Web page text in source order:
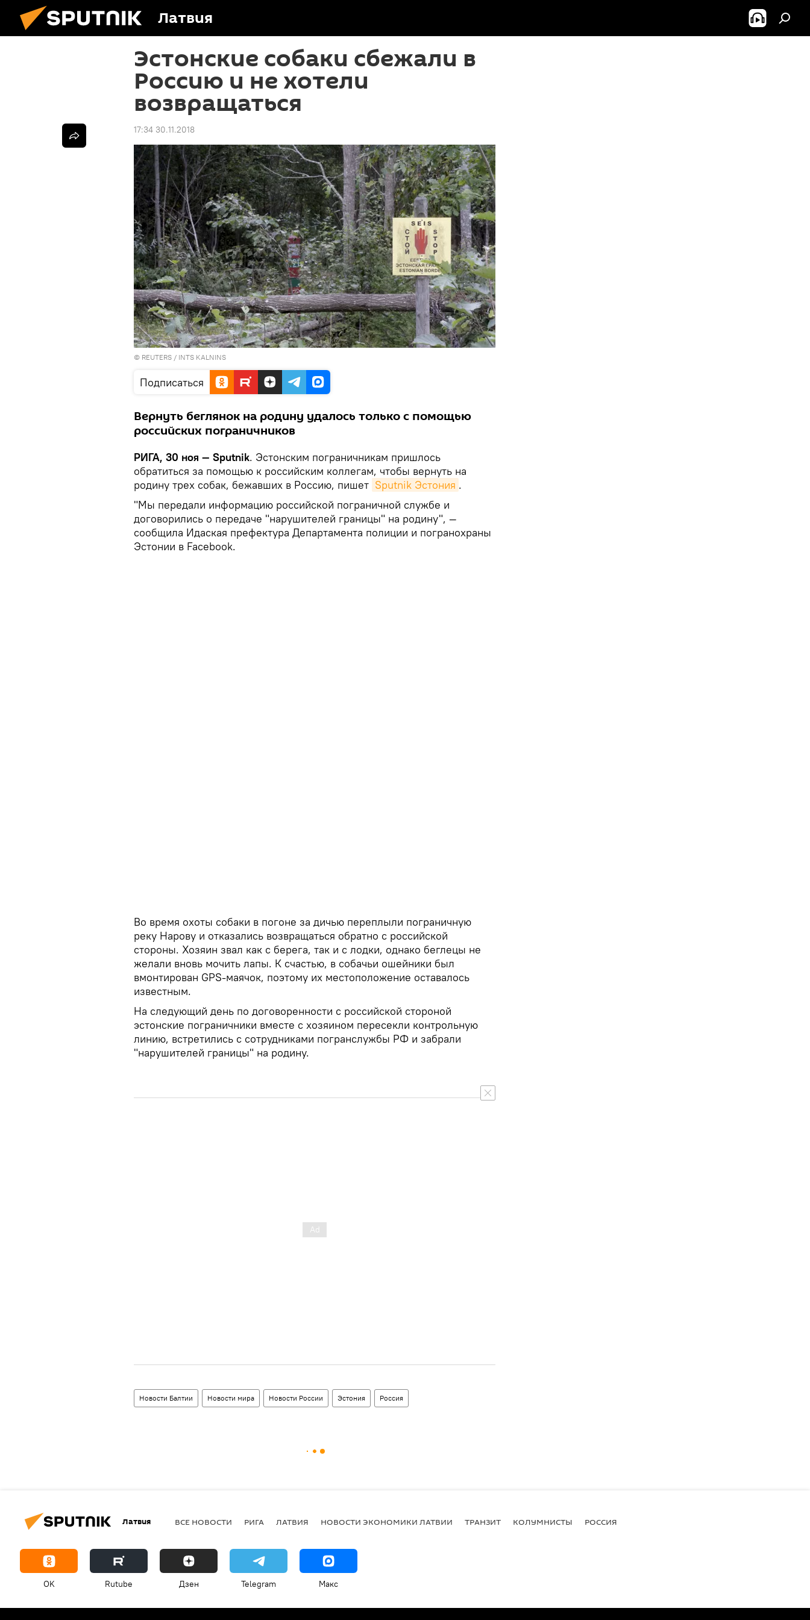
Латвия
Эстонские собаки сбежали в
Россию и не хотели
возвращаться
17:34 30.11.2018
© REUTERS / INTS KALNINS
Подписаться
Вернуть беглянок на родину удалось только с помощью
российских пограничников
РИГА, 30 ноя — Sputnik. Эстонским пограничникам пришлось
обратиться за помощью к российским коллегам, чтобы вернуть на
родину трех собак, бежавших в Россию, пишет Sputnik Эстония .
"Мы передали информацию российской пограничной службе и
договорились о передаче "нарушителей границы" на родину", —
сообщила Идаская префектура Департамента полиции и погранохраны
Эстонии в Facebook.
Во время охоты собаки в погоне за дичью переплыли пограничную
реку Нарову и отказались возвращаться обратно с российской
стороны. Хозяин звал как с берега, так и с лодки, однако беглецы не
желали вновь мочить лапы. К счастью, в собачьи ошейники был
вмонтирован GPS-маячок, поэтому их местоположение оставалось
известным.
На следующий день по договоренности с российской стороной
эстонские пограничники вместе с хозяином пересекли контрольную
линию, встретились с сотрудниками погранслужбы РФ и забрали
"нарушителей границы" на родину.
Новости Балтии Новости мира Новости России Эстония Россия
Латвия ВСЕ НОВОСТИ РИГА ЛАТВИЯ НОВОСТИ ЭКОНОМИКИ ЛАТВИИ ТРАНЗИТ КОЛУМНИСТЫ РОССИЯ
OK Rutube Дзен Telegram Макс